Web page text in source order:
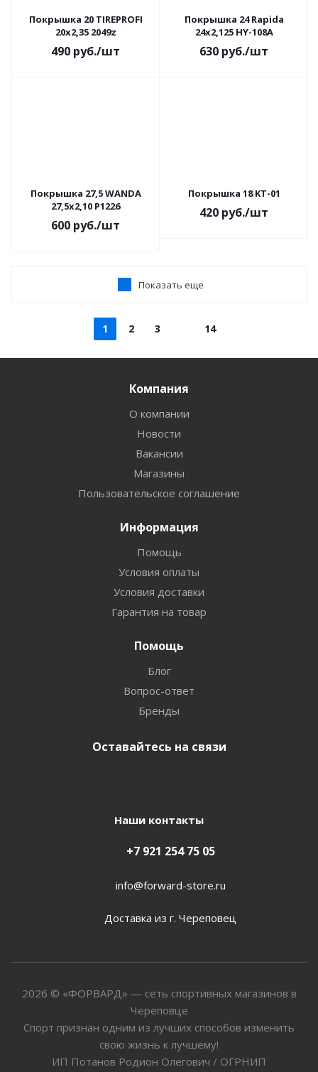
Покрышка 20 TIREPROFI
20х2,35 2049z
490 руб./шт
Покрышка 24 Rapida
24х2,125 HY-108A
630 руб./шт
Покрышка 27,5 WANDA
27,5х2,10 P1226
600 руб./шт
Покрышка 18 KT-01
420 руб./шт
Показать еще
1 2 3 14
Компания
О компании
Новости
Вакансии
Магазины
Пользовательское соглашение
Информация
Помощь
Условия оплаты
Условия доставки
Гарантия на товар
Помощь
Блог
Вопрос-ответ
Бренды
Оставайтесь на связи
Наши контакты
+7 921 254 75 05
info@forward-store.ru
Доставка из г. Череповец
2026 © «ФОРВАРД» — сеть спортивных магазинов в
Череповце
Спорт признан одним из лучших способов изменить
свою жизнь к лучшему!
ИП Потанов Родион Олегович / ОГРНИП